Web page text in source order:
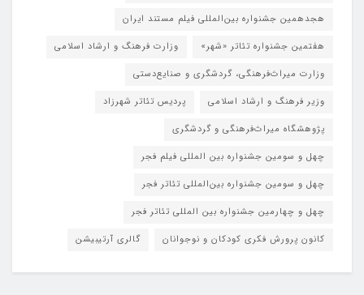
هجدهمین جشنواره بین‌المللی فیلم مستند ایران
هفتمین جشنواره تئاتر «شهر»
وزارت فرهنگ و ارشاد اسلامی
وزارت میراث‌فرهنگی، گردشگری و صنایع‌دستی
وزیر فرهنگ و ارشاد اسلامی
پردیس تئاتر شهرزاد
پژوهشگاه میراث‌فرهنگی و گردشگری
چهل و سومین جشنواره بین المللی فیلم فجر
چهل و سومین جشنواره بین‌المللی تئاتر فجر
چهل و چهارمین جشنواره بین المللی تئاتر فجر
کانون پرورش فکری کودکان و نوجوانان
گالری آرتیبیشن